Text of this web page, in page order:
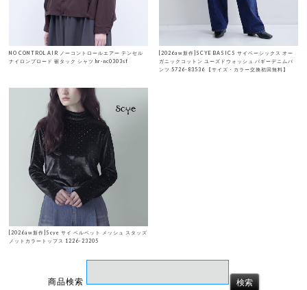
NO CONTROL AIR ノーコントロールエアー テンセル
ナイロンブロード 裾タック シャツ hr-nc0303sf
[2026aw新作]SCYE BASICS サイベーシックス オー
ガニックコットン ユーズドウォッシュ バギーデニムパ
ンツ 5726-83536 【サイズ・カラー交換初回無料】
[2026aw新作]Scye サイ ベルベット メッシュ スタッズ
ノットカラートップス 1226-23205
商品検索